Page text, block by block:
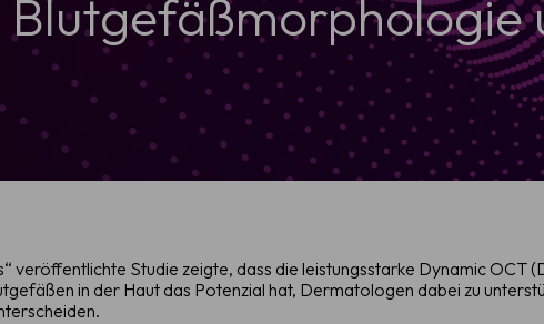
veröffentlichte Studie zeigte, dass die leistungsstarke Dynamic OCT
in der Haut das Potenzial hat, Dermatologen dabei zu